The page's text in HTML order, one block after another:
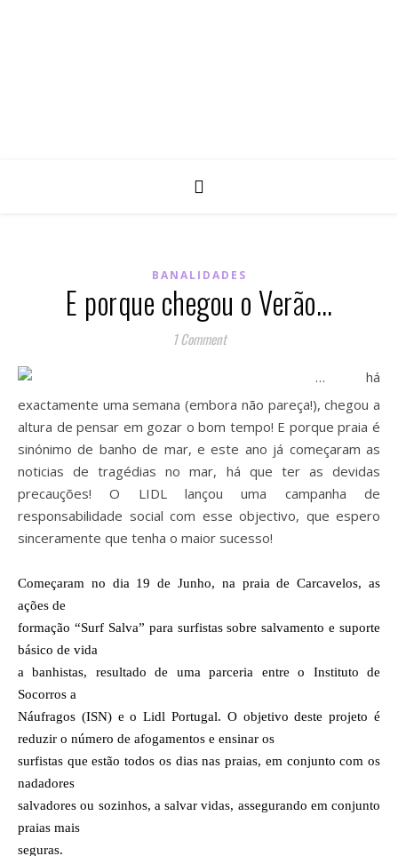
BANALIDADES
E porque chegou o Verão…
1 Comment
… há
exactamente uma semana (embora não pareça!), chegou a
altura de pensar em gozar o bom tempo! E porque praia é
sinónimo de banho de mar, e este ano já começaram as
noticias de tragédias no mar, há que ter as devidas
precauções! O LIDL lançou uma campanha de
responsabilidade social com esse objectivo, que espero
sinceramente que tenha o maior sucesso!
Começaram no dia 19 de Junho, na praia de Carcavelos, as
ações de
formação “Surf Salva” para surfistas sobre salvamento e suporte
básico de vida
a banhistas, resultado de uma parceria entre o Instituto de
Socorros a
Náufragos (ISN) e o Lidl Portugal. O objetivo deste projeto é
reduzir o número de afogamentos e ensinar os
surfistas que estão todos os dias nas praias, em conjunto com os
nadadores
salvadores ou sozinhos, a salvar vidas, assegurando em conjunto
praias mais
seguras.